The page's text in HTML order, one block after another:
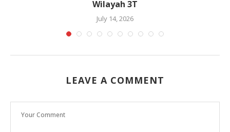
Wilayah 3T
July 14, 2026
LEAVE A COMMENT